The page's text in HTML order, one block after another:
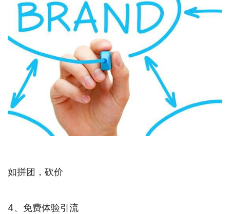
如拼团，砍价
4、免费体验引流